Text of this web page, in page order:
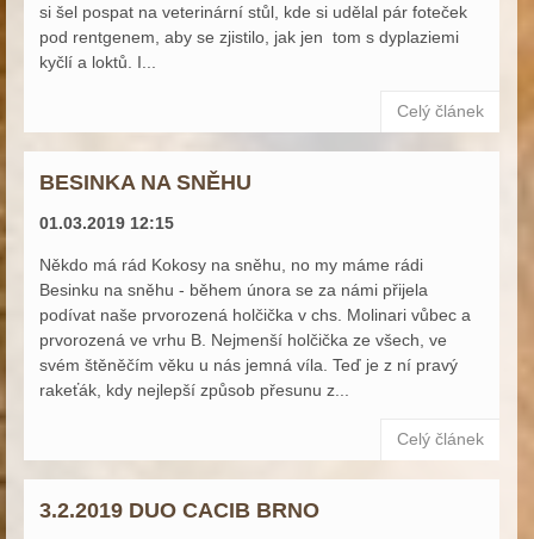
si šel pospat na veterinární stůl, kde si udělal pár foteček
pod rentgenem, aby se zjistilo, jak jen tom s dyplaziemi
kyčlí a loktů. I...
Celý článek
BESINKA NA SNĚHU
01.03.2019 12:15
Někdo má rád Kokosy na sněhu, no my máme rádi
Besinku na sněhu - během února se za námi přijela
podívat naše prvorozená holčička v chs. Molinari vůbec a
prvorozená ve vrhu B. Nejmenší holčička ze všech, ve
svém štěněčím věku u nás jemná víla. Teď je z ní pravý
rakeťák, kdy nejlepší způsob přesunu z...
Celý článek
3.2.2019 DUO CACIB BRNO